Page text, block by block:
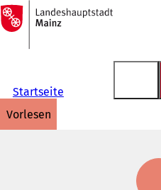
Inhalt anspringen
Zur
Startseite
Startseite
vorlesen